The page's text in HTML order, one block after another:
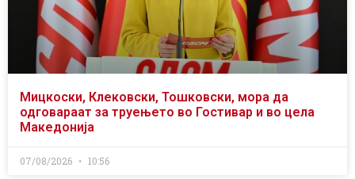
Мицкоски, Клековски, Тошковски, мора да
одговараат за труењето во Гостивар и во цела
Македонија
07/08/2026 10:56